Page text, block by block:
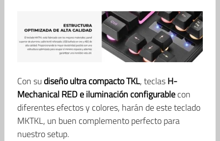
Con su diseño ultra compacto TKL, teclasH-
Mechanical RED e iluminación configurablecon
diferentes efectos y colores, harán de este teclado
MKTKL, un buen complemento perfecto para
nuestro setup.